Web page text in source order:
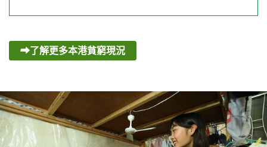
了解更多本港貧窮現況